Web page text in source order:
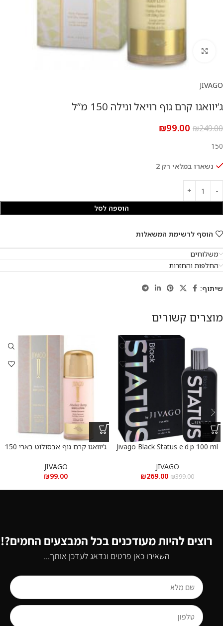
להגדלת התמונה
JIVAGO
ג’יוואגו קרם גוף רויאל ונילה 150 מ”ל
₪249.00
₪99.00
150
נשארו במלאי רק 2
הוספה לסל
הוסף לרשימת המשאלות
משלוחים
החלפות והחזרות
שיתוף:
מוצרים קשורים
Jivago Black Status e.d.p 100 ml
מ”ל
JIVAGO
₪399.00
₪269.00
ג’יוואגו קרם גוף אבסולוט בארי 150
JIVAGO
₪99.00
רוצים להיות מעודכנים בכל המבצעים החמים?!
השאירו כאן פרטים ונדאג לעדכן אותך...